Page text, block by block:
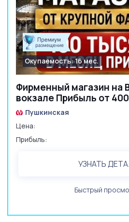
Фирменный магазин на
вокзале Прибыль от
Окупаемость: 16 мес.
Пушкинская
Цена:
Прибыль:
УЗНАТЬ
Быстрый